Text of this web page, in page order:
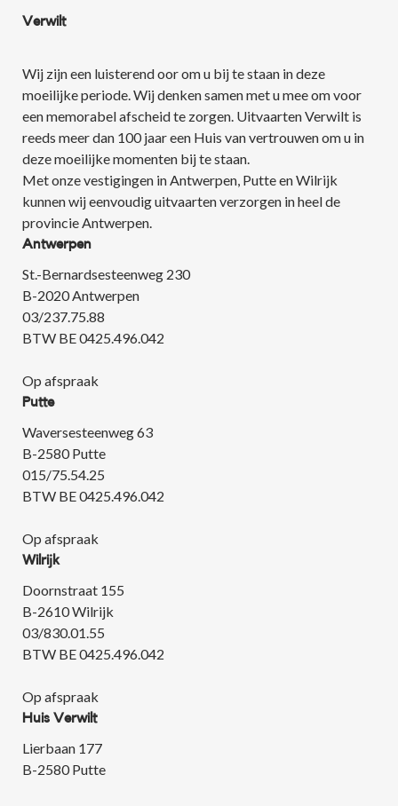
Verwilt
Wij zijn een luisterend oor om u bij te staan in deze
moeilijke periode. Wij denken samen met u mee om voor
een memorabel afscheid te zorgen. Uitvaarten Verwilt is
reeds meer dan 100 jaar een Huis van vertrouwen om u in
deze moeilijke momenten bij te staan.
Met onze vestigingen in Antwerpen, Putte en Wilrijk
kunnen wij eenvoudig uitvaarten verzorgen in heel de
provincie Antwerpen.
Antwerpen
St.-Bernardsesteenweg 230
B-2020 Antwerpen
03/237.75.88
BTW BE 0425.496.042
Op afspraak
Putte
Waversesteenweg 63
B-2580 Putte
015/75.54.25
BTW BE 0425.496.042
Op afspraak
Wilrijk
Doornstraat 155
B-2610 Wilrijk
03/830.01.55
BTW BE 0425.496.042
Op afspraak
Huis Verwilt
Lierbaan 177
B-2580 Putte